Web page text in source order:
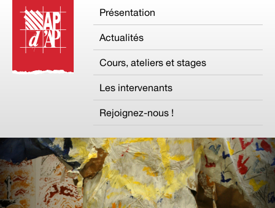
Présentation
Actualités
Cours, ateliers et stages
Les intervenants
Rejoignez-nous !